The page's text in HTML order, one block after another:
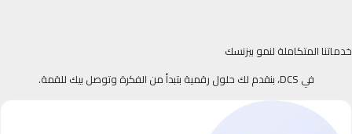
خدماتنا المتكاملة لنمو بيزنسك
في DCS، بنقدم لك حلول رقمية بتبدأ من الفكرة وتوصل بيك للقمة.